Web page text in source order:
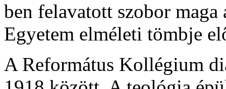
ben felavatott szobor
Egyetem elméleti tömbje
A Református Kollégium